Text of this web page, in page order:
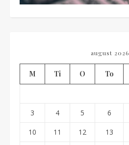
august 2026
M Ti O To
3 4 5 6
10 11 12 13